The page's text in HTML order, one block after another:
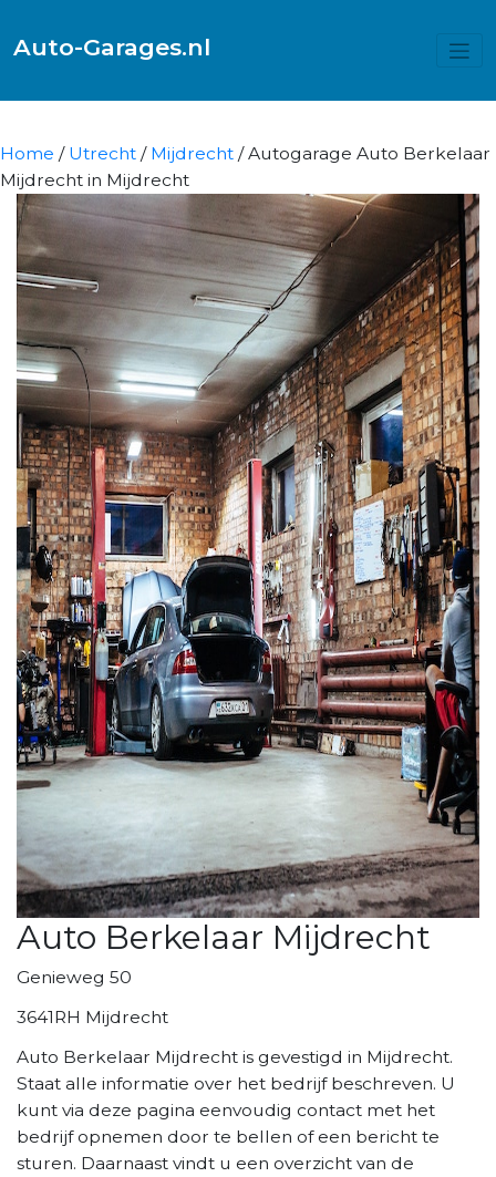
Auto-Garages.nl
Home / Utrecht / Mijdrecht / Autogarage Auto Berkelaar
Mijdrecht in Mijdrecht
Auto Berkelaar Mijdrecht
Genieweg 50
3641RH Mijdrecht
Auto Berkelaar Mijdrecht is gevestigd in Mijdrecht.
Staat alle informatie over het bedrijf beschreven. U
kunt via deze pagina eenvoudig contact met het
bedrijf opnemen door te bellen of een bericht te
sturen. Daarnaast vindt u een overzicht van de